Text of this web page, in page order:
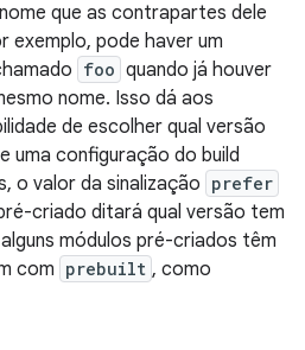
que as contrapartes dele
exemplo, pode haver um
foo quando já houver
nome. Isso dá aos
de escolher qual versão
uma configuração do build
o valor da sinalização prefer
criado ditará qual versão tem
módulos pré-criados têm
com prebuilt , como